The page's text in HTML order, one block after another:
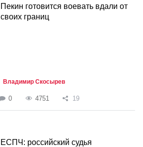
Пекин готовится воевать вдали от
своих границ
Владимир Скосырев
0 4751 19
ЕСПЧ: российский судья